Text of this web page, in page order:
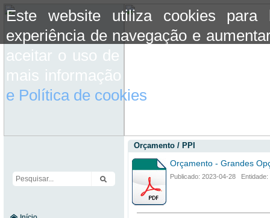
Este website utiliza cookies para
experiência de navegação e
aceitar o uso de cookies basta
mais informação consulte a
e Política de cookies
Orçamento / PPI
Orçamento - Grandes
Publicado: 2023-04-28